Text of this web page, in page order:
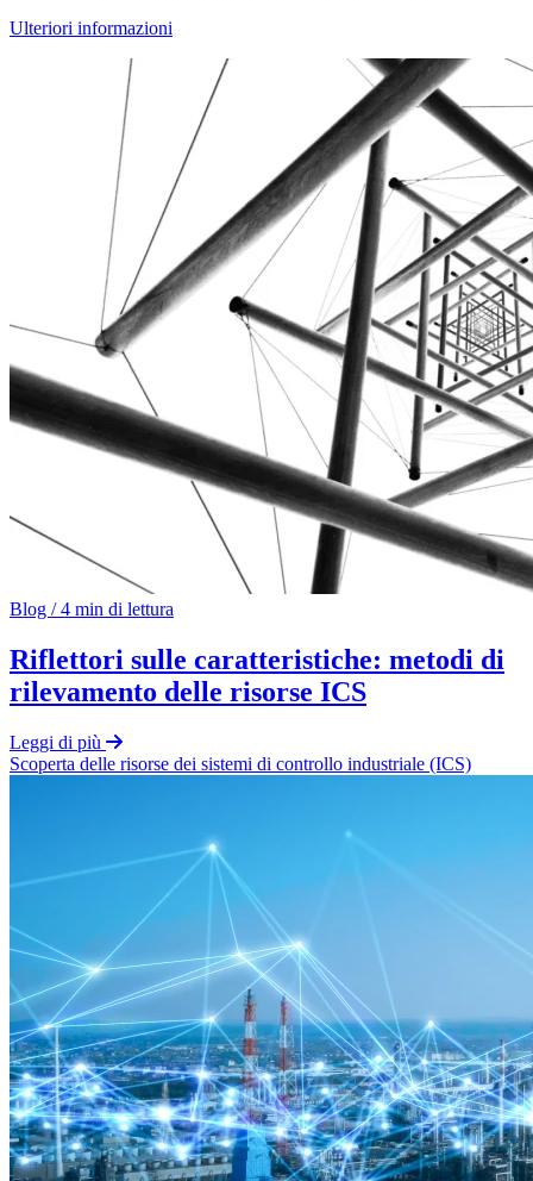
Ulteriori informazioni
Blog /4 min di lettura
Riflettori sulle caratteristiche: metodi di
rilevamento delle risorse ICS
Leggi di più
Scoperta delle risorse dei sistemi di controllo industriale (ICS)